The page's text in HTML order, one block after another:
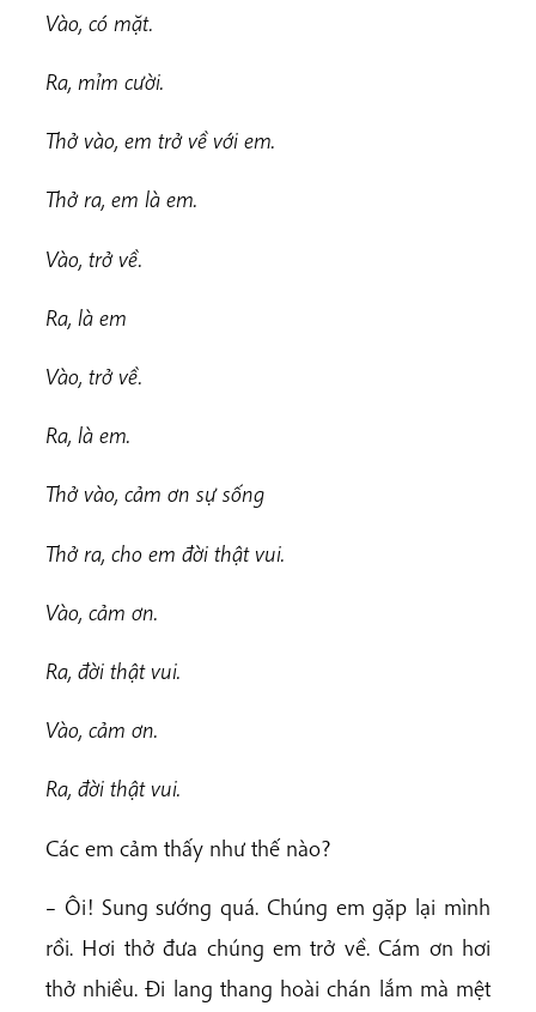
Vào, có mặt.
Ra, mỉm cười.
Thở vào, em trở về với em.
Thở ra, em là em.
Vào, trở về.
Ra, là em
Vào, trở về.
Ra, là em.
Thở vào, cảm ơn sự sống
Thở ra, cho em đời thật vui.
Vào, cảm ơn.
Ra, đời thật vui.
Vào, cảm ơn.
Ra, đời thật vui.
Các em cảm thấy như thế nào?
– Ôi! Sung sướng quá. Chúng em gặp lại mình
rồi. Hơi thở đưa chúng em trở về. Cám ơn hơi
thở nhiều. Đi lang thang hoài chán lắm mà mệt